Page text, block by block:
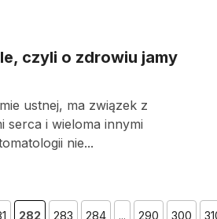
czyli o zdrowiu jamy
ustnej, ma związek z
i wieloma innymi
nie...
282 283 284 ... 290 300